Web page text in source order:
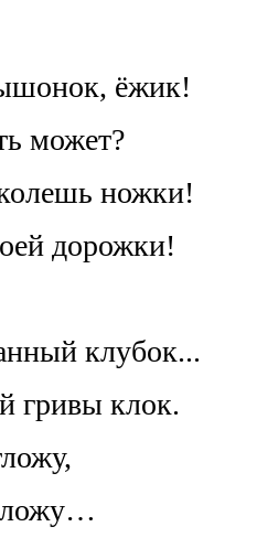
ёжик!
может?
ножки!
дорожки!
клубок...
гривы клок.